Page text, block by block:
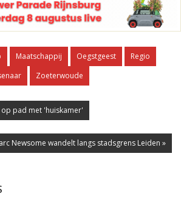
Maatschappij Oegstgeest
Regio
Zoeterwoude
pad met 'huiskamer'
Newsome wandelt langs stadsgrens Leiden »